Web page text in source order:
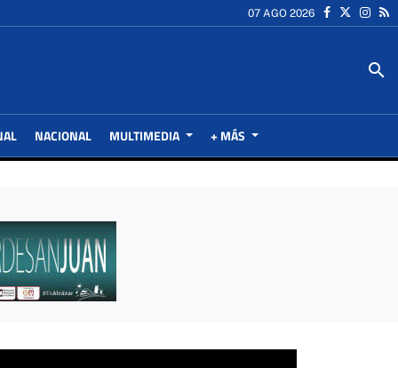
07 AGO 2026
search
NACIONAL MULTIMEDIA + MÁS